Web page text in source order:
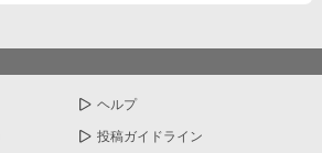
ヘルプ
投稿ガイドライン